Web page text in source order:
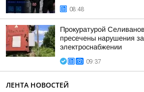
08:48
Прокуратурой
пресечены нарушения
электроснабжении
09:37
ЛЕНТА НОВОСТЕЙ